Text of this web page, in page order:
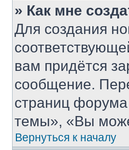
» Как мне
Для создания
вам придётся
сообщение.
страниц
темы», «Вы
Вернуться к началу